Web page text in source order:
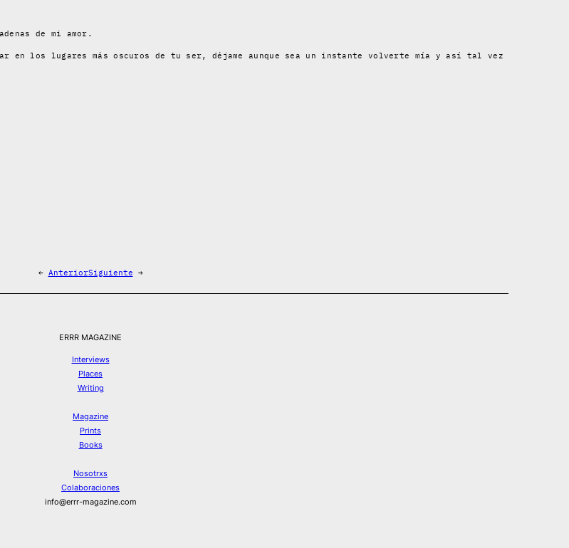
de mi amor.
en los lugares más oscuros de tu ser, déjame aunque sea un instante volverte mía y así tal vez
← AnteriorSiguiente →
ERRR MAGAZINE
Interviews
Places
Writing
Magazine
Prints
Books
Nosotrxs
Colaboraciones
info@errr-magazine.com